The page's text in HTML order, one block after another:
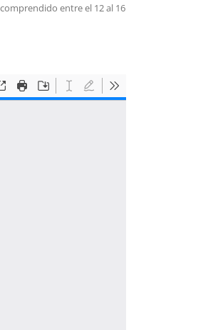
entre el 12 al 16